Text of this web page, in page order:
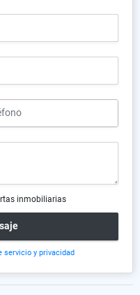
inmobiliarias
servicio y privacidad